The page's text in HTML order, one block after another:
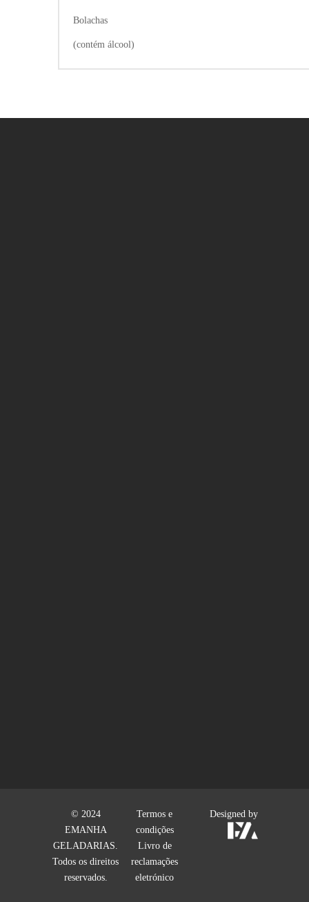
Bolachas
(contém álcool)
© 2024
EMANHA
GELADARIAS.
Todos os direitos
reservados.
Termos e
condições
Livro de
reclamações
eletrónico
Designed by